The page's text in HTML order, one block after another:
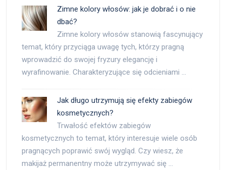
Zimne kolory włosów: jak je dobrać i o nie
dbać?
Zimne kolory włosów stanowią fascynujący
temat, który przyciąga uwagę tych, którzy pragną
wprowadzić do swojej fryzury elegancję i
wyrafinowanie. Charakteryzujące się odcieniami …
Jak długo utrzymują się efekty zabiegów
kosmetycznych?
Trwałość efektów zabiegów
kosmetycznych to temat, który interesuje wiele osób
pragnących poprawić swój wygląd. Czy wiesz, że
makijaż permanentny może utrzymywać się …